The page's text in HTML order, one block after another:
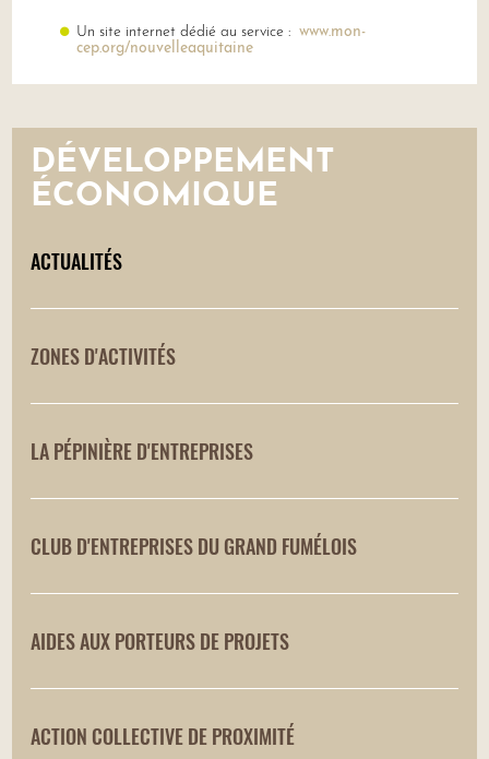
Un site internet dédié au service : www.mon-
cep.org/nouvelleaquitaine
DÉVELOPPEMENT
ÉCONOMIQUE
ACTUALITÉS
ZONES D'ACTIVITÉS
LA PÉPINIÈRE D'ENTREPRISES
CLUB D'ENTREPRISES DU GRAND FUMÉLOIS
AIDES AUX PORTEURS DE PROJETS
ACTION COLLECTIVE DE PROXIMITÉ